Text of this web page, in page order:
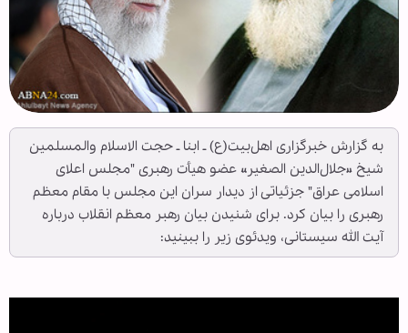
به گزارش خبرگزاری اهل‌بیت(ع) ـ ابنا ـ حجت الاسلام والمسلمین
شیخ «جلال‌الدین الصغیر» عضو هیأت رهبری "مجلس اعلای
اسلامی عراق" جزئیاتی از دیدار سران این مجلس با مقام معظم
رهبری را بیان کرد. برای شنیدن بیان رهبر معظم انقلاب درباره
آیت الله سیستانی، ویدئوی زیر را ببینید: